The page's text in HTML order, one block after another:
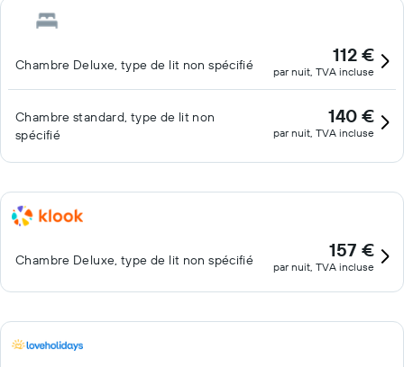
Chambre Deluxe, type de lit non spécifié 112 €
par nuit, TVA incluse
Chambre standard, type de lit non
spécifié
140 €
par nuit, TVA incluse
Chambre Deluxe, type de lit non spécifié 157 €
par nuit, TVA incluse